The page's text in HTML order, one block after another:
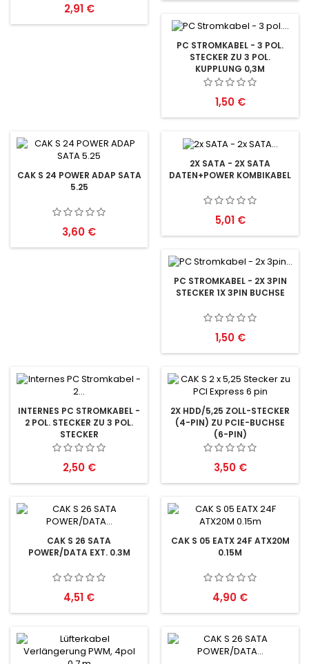
Preis
2,91 €
PC STROMKABEL - 3 POL.
STECKER ZU 3 POL.
KUPPLUNG 0,3M
Preis
1,50 €
CAK S 24 POWER ADAP SATA
5.25
Preis
3,60 €
2X SATA - 2X SATA
DATEN+POWER KOMBIKABEL
Preis
5,01 €
PC STROMKABEL - 2X 3PIN
STECKER 1X 3PIN BUCHSE
Preis
1,50 €
INTERNES PC STROMKABEL -
2 POL. STECKER ZU 3 POL.
STECKER
Preis
2,50 €
2X HDD/5,25 ZOLL-STECKER
(4-PIN) ZU PCIE-BUCHSE
(6-PIN)
Preis
3,50 €
CAK S 26 SATA
POWER/DATA EXT. 0.3M
Preis
4,51 €
CAK S 05 EATX 24F ATX20M
0.15M
Preis
4,90 €